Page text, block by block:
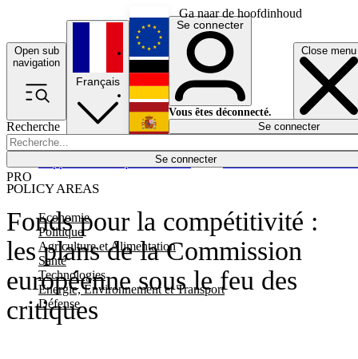
Ga naar de hoofdinhoud
Open sub
navigation
Close menu
Recherche
Se connecter
POLICY AREAS
Economie
Politique
Agriculture et Alimentation
Santé
Technologies
Energie, Environnement et Transport
Défense
Économie
Français
English
Deutsch
Español
Se connecter
Vous êtes déconnecté.
Se connecter
Fonds pour la compétitivité :
les plans de la Commission
européenne sous le feu des
critiques
PRO